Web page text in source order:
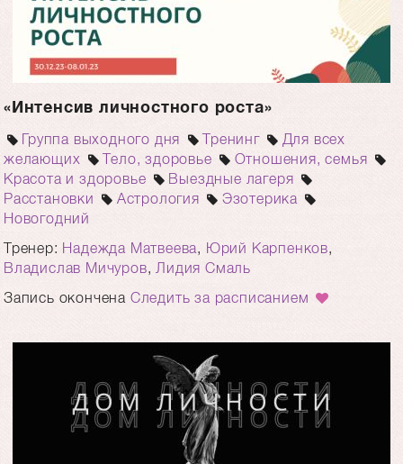
«Интенсив личностного роста»
Группа выходного дня Тренинг
Для всех
желающих
Тело, здоровье
Отношения, семья
Красота и здоровье
Выездные лагеря
Расстановки
Астрология
Эзотерика
Новогодний
Тренер: Надежда Матвеева, Юрий Карпенков,
Владислав Мичуров, Лидия Смаль
Запись окончена Следить за расписанием